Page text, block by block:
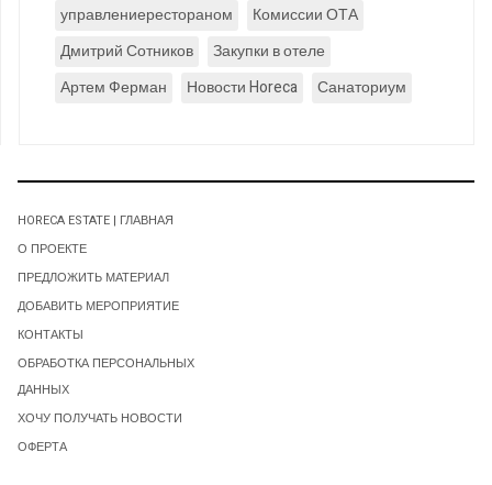
управлениерестораном
Комиссии ОТА
Дмитрий Сотников
Закупки в отеле
Артем Ферман
Новости Horeca Санаториум
HORECA ESTATE | ГЛАВНАЯ
О ПРОЕКТЕ
ПРЕДЛОЖИТЬ МАТЕРИАЛ
ДОБАВИТЬ МЕРОПРИЯТИЕ
КОНТАКТЫ
ОБРАБОТКА ПЕРСОНАЛЬНЫХ
ДАННЫХ
ХОЧУ ПОЛУЧАТЬ НОВОСТИ
ОФЕРТА